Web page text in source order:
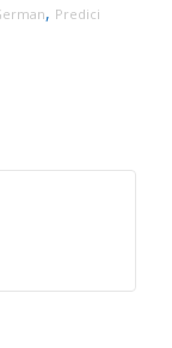
, Predici